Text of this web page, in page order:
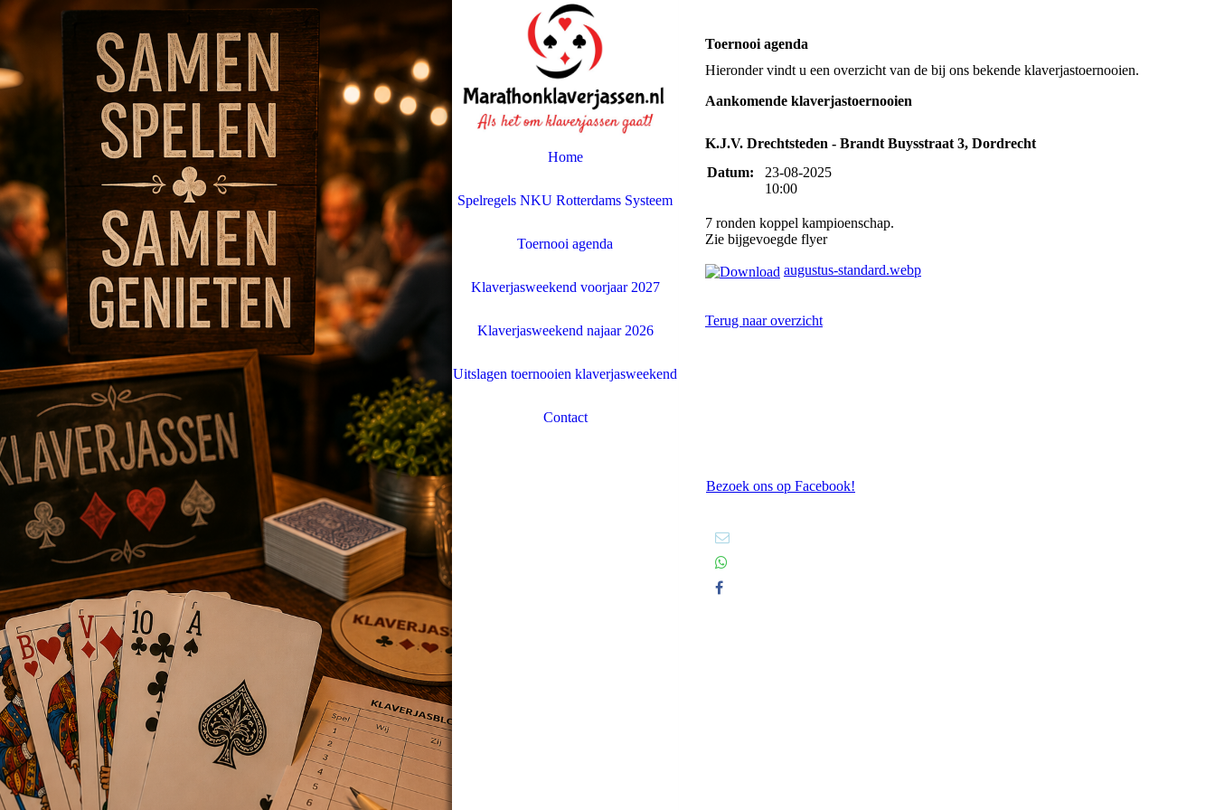
Home
Spelregels NKU Rotterdams Systeem
Toernooi agenda
Klaverjasweekend voorjaar 2027
Klaverjasweekend najaar 2026
Uitslagen toernooien klaverjasweekend
Contact
Toernooi agenda
Hieronder vindt u een overzicht van de bij ons bekende klaverjastoernooien.
Aankomende klaverjastoernooien
K.J.V. Drechtsteden - Brandt Buysstraat 3, Dordrecht
Datum:
23-08-2025
10:00
7 ronden koppel kampioenschap.
Zie bijgevoegde flyer
augustus-standard.webp
Terug naar overzicht
Bezoek ons op Facebook!